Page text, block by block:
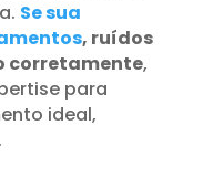
Se sua
, ruídos
corretamente,
para
ideal,